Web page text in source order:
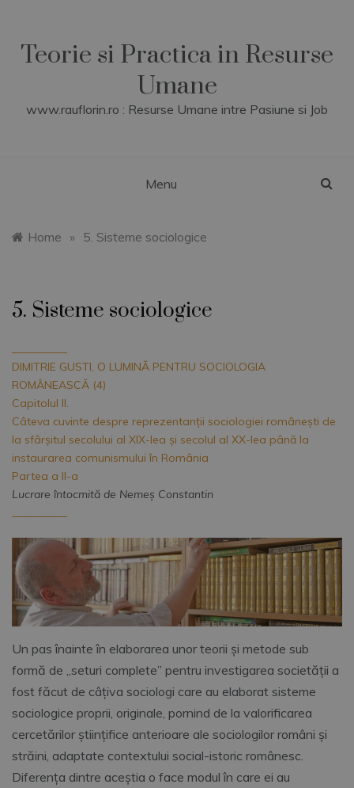
contentTeorie si Practica in Resurse
Umane
www.rauflorin.ro : Resurse Umane intre Pasiune si Job
Menu
Home » 5. Sisteme sociologice
5. Sisteme sociologice
DIMITRIE GUSTI, O LUMINĂ PENTRU SOCIOLOGIA
ROMÂNEASCĂ (4)
Capitolul II.
Câteva cuvinte despre reprezentanții sociologiei românești de
la sfârșitul secolului al XIX-lea şi secolul al XX-lea până la
instaurarea comunismului în România
Partea a II-a
Lucrare întocmită de Nemeş Constantin
Un pas înainte în elaborarea unor teorii și metode sub
formă de „seturi complete” pentru investigarea societății a
fost făcut de câțiva sociologi care au elaborat sisteme
sociologice proprii, originale, pornind de la valorificarea
cercetărilor științifice anterioare ale sociologilor români și
străini, adaptate contextului social-istoric românesc.
Diferența dintre aceștia o face modul în care ei au